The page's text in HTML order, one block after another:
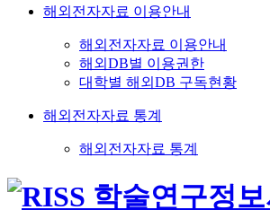
해외전자자료 이용안내
해외전자자료 이용안내
해외DB별 이용권한
대학별 해외DB 구독현황
해외전자자료 통계
해외전자자료 통계